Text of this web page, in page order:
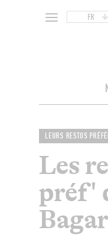
FR
LEURS RESTOS
Les
préf'